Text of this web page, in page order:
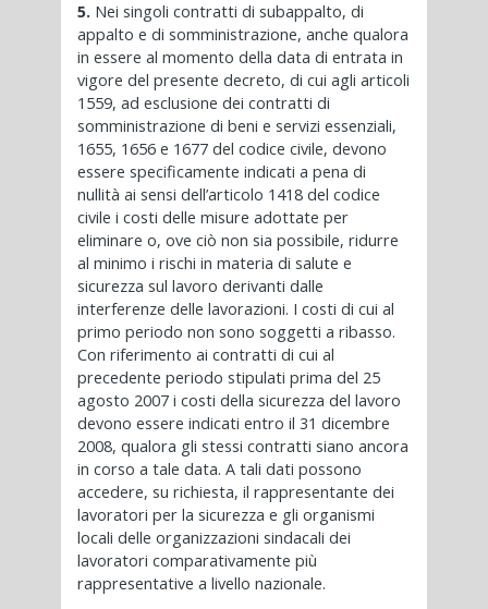
5. Nei singoli contratti di subappalto, di
appalto e di somministrazione, anche qualora
in essere al momento della data di entrata in
vigore del presente decreto, di cui agli articoli
1559, ad esclusione dei contratti di
somministrazione di beni e servizi essenziali,
1655, 1656 e 1677 del codice civile, devono
essere specificamente indicati a pena di
nullità ai sensi dell’articolo 1418 del codice
civile i costi delle misure adottate per
eliminare o, ove ciò non sia possibile, ridurre
al minimo i rischi in materia di salute e
sicurezza sul lavoro derivanti dalle
interferenze delle lavorazioni. I costi di cui al
primo periodo non sono soggetti a ribasso.
Con riferimento ai contratti di cui al
precedente periodo stipulati prima del 25
agosto 2007 i costi della sicurezza del lavoro
devono essere indicati entro il 31 dicembre
2008, qualora gli stessi contratti siano ancora
in corso a tale data. A tali dati possono
accedere, su richiesta, il rappresentante dei
lavoratori per la sicurezza e gli organismi
locali delle organizzazioni sindacali dei
lavoratori comparativamente più
rappresentative a livello nazionale.